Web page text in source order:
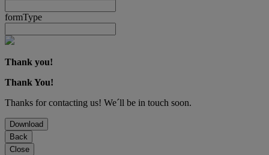
formType
Thank you!
Thank You!
Thanks for contacting us! We´ll be in touch soon.
Download
Back
Close